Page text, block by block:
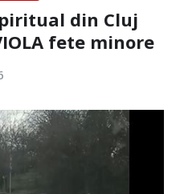
din Cluj
fete minore